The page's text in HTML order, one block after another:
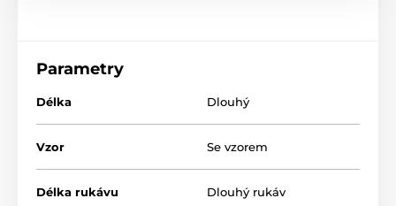
Parametry
Délka Dlouhý
Vzor Se vzorem
Délka rukávu Dlouhý rukáv